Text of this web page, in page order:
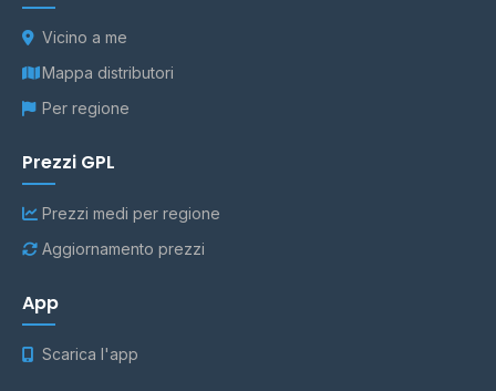
Vicino a me
Mappa distributori
Per regione
Prezzi GPL
Prezzi medi per regione
Aggiornamento prezzi
App
Scarica l'app